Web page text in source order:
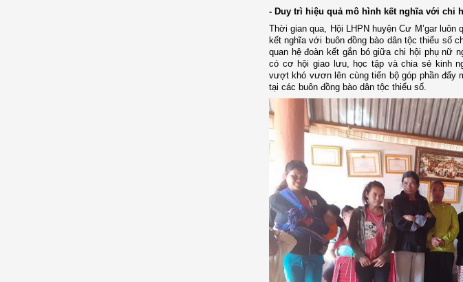
- Duy trì hiệu quả mô hình kết nghĩa với chi
Thời gian qua, Hội LHPN huyện Cư M’gar
kết nghĩa với buôn đồng bào dân tộc thiểu số
quan hệ đoàn kết gắn bó giữa chi hội phụ nữ
có cơ hội giao lưu, học tập và chia sẻ kinh
vượt khó vươn lên cùng tiến bộ góp phần đẩy
tại các buôn đồng bào dân tộc thiểu số.